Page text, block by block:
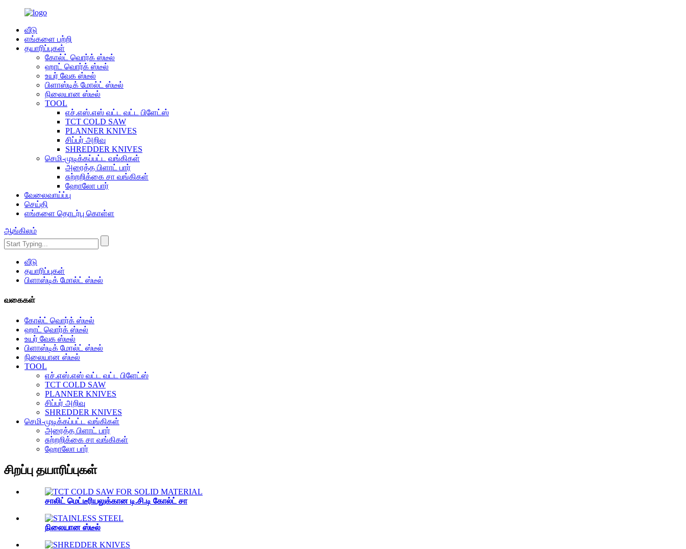
வீடு
எங்களை பற்றி
தயாரிப்புகள்
கோல்ட் வொர்க் ஸ்டீல்
ஹாட் வொர்க் ஸ்டீல்
உயர் வேக ஸ்டீல்
பிளாஸ்டிக் மோல்ட் ஸ்டீல்
நிலையான ஸ்டீல்
TOOL
எச்.எஸ்.எஸ் வட்ட வட்ட பிளேட்ஸ்
TCT COLD SAW
PLANNER KNIVES
சிப்பர் அறிவு
SHREDDER KNIVES
செமி-முடிக்கப்பட்ட வங்கிகள்
அரைத்த பிளாட் பார்
சுற்றறிக்கை சா வங்கிகள்
ஹோலோ பார்
வேலைவாய்ப்பு
செய்தி
எங்களை தொடர்பு கொள்ள
ஆங்கிலம்
வீடு
தயாரிப்புகள்
பிளாஸ்டிக் மோல்ட் ஸ்டீல்
வகைகள்
கோல்ட் வொர்க் ஸ்டீல்
ஹாட் வொர்க் ஸ்டீல்
உயர் வேக ஸ்டீல்
பிளாஸ்டிக் மோல்ட் ஸ்டீல்
நிலையான ஸ்டீல்
TOOL
எச்.எஸ்.எஸ் வட்ட வட்ட பிளேட்ஸ்
TCT COLD SAW
PLANNER KNIVES
சிப்பர் அறிவு
SHREDDER KNIVES
செமி-முடிக்கப்பட்ட வங்கிகள்
அரைத்த பிளாட் பார்
சுற்றறிக்கை சா வங்கிகள்
ஹோலோ பார்
சிறப்பு தயாரிப்புகள்
சாலிட் மெட்டீரியலுக்கான டி.சி.டி கோல்ட் சா
நிலையான ஸ்டீல்